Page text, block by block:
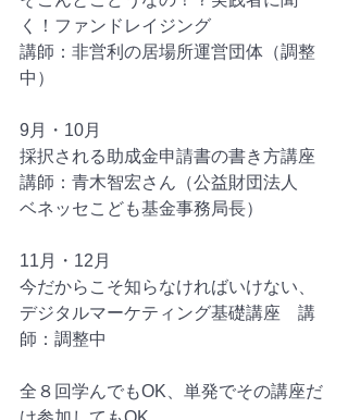
く！ファンドレイジング
講師：非営利の居場所運営団体（調整
中）
9月・10月
採択される助成金申請書の書き方講座
講師：青木智宏さん（公益財団法人
ベネッセこども基金事務局長）
11月・12月
今だからこそ知らなければいけない、
デジタルマーケティング基礎講座　講
師：調整中
全８回学んでもOK、単発でその講座だ